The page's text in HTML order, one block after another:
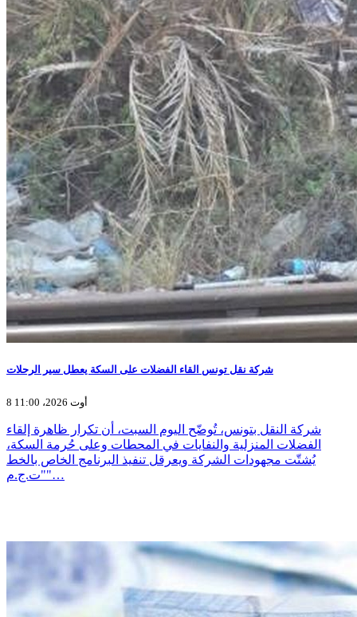
شركة نقل تونس القاء الفضلات على السكة يعطل سير الرحلات
8 أوت 2026، 11:00
شركة النقل بتونس، تُوضّح اليوم السبت، أن تكرار ظاهرة إلقاء
الفضلات المنزلية والنفايات في المحطات وعلى حُرمة السكة،
يُشتّت مجهودات الشركة ويعرقل تنفيذ البرنامج الخاص بالخط
"ت.ج.م"…